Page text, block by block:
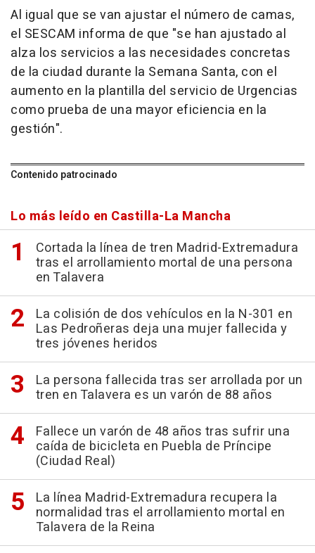
Al igual que se van ajustar el número de camas,
el SESCAM informa de que "se han ajustado al
alza los servicios a las necesidades concretas
de la ciudad durante la Semana Santa, con el
aumento en la plantilla del servicio de Urgencias
como prueba de una mayor eficiencia en la
gestión".
Contenido patrocinado
Lo más leído en Castilla-La Mancha
Cortada la línea de tren Madrid-Extremadura
tras el arrollamiento mortal de una persona
en Talavera
La colisión de dos vehículos en la N-301 en
Las Pedroñeras deja una mujer fallecida y
tres jóvenes heridos
La persona fallecida tras ser arrollada por un
tren en Talavera es un varón de 88 años
Fallece un varón de 48 años tras sufrir una
caída de bicicleta en Puebla de Príncipe
(Ciudad Real)
La línea Madrid-Extremadura recupera la
normalidad tras el arrollamiento mortal en
Talavera de la Reina